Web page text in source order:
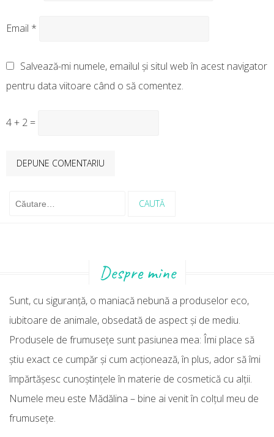
Email *
Salvează-mi numele, emailul și situl web în acest navigator
pentru data viitoare când o să comentez.
4 + 2 =
Caută
Despre mine
Sunt, cu siguranţă, o maniacă nebună a produselor eco,
iubitoare de animale, obsedată de aspect şi de mediu.
Produsele de frumuseţe sunt pasiunea mea: Îmi place să
ştiu exact ce cumpăr şi cum acţionează, în plus, ador să îmi
împărtăşesc cunoştinţele în materie de cosmetică cu alţii.
Numele meu este Mădălina – bine ai venit în colţul meu de
frumuseţe.